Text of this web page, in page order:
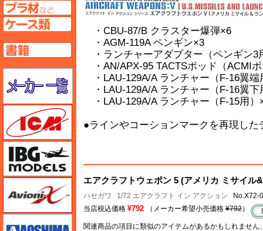
・CBU-87/B クラスター爆弾×6
・AGM-119A ペンギン×3
・ランチャーアダプター（ペンギン3
・AN/APX-95 TACTSポッド（ACMI
・LAU-129A/A ランチャー（F-16翼端
・LAU-129A/A ランチャー（F-16翼下
・LAU-129A/A ランチャー（F-15用）
●ラインやコーションマークを再現した
エアクラフトウェポン 5 (アメリカ ミサイ
ハセガワ 1/72 エアクラフト イン アクション No.X72-
当店税込価格 ¥792 （メーカー希望小売価格 ¥792）
関連商品の項目に類似のアイテムがあるかもしれませ
プラ材ページへ
書籍ページへ
メーカー一覧のページはこちら
Avioni-X（アヴィオニクス）